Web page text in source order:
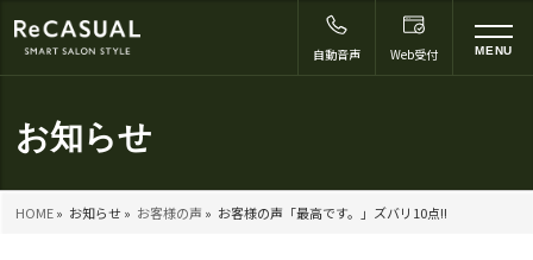
お知らせ
HOME» お知らせ » お客様の声 » お客様の声「最高です。」ズバリ10点!!
自動音声 Web受付 MENU